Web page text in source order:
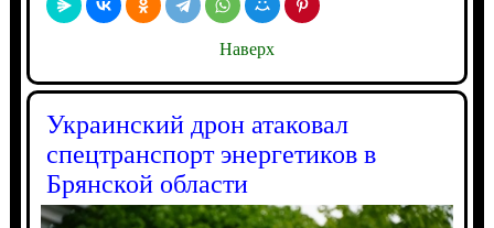
Наверх
Украинский дрон атаковал
спецтранспорт энергетиков в
Брянской области